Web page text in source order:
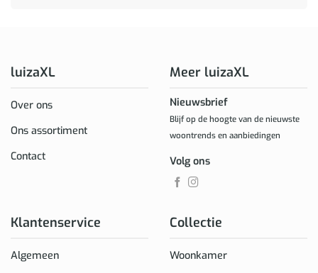
luizaXL
Over ons
Ons assortiment
Contact
Klantenservice
Algemeen
Collectie
Woonkamer
Meer luizaXL
Nieuwsbrief
Blijf op de hoogte van de nieuwste
woontrends en aanbiedingen
Volg ons